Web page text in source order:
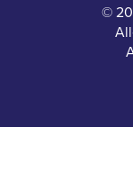
©